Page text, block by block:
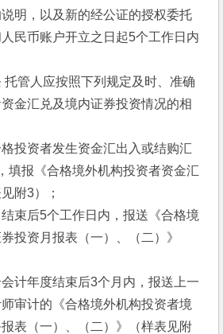
明，以及新的经公证的授权委托
民币账户开立之日起5个工作日内
应按照下列规定及时、准确
金汇兑及境内证券投资情况的相
者发生资金汇出入或结购汇
填报《合格境外机构投资者资金汇
附3）；
5个工作日内，报送《合格境
投资月报表（一）、（二）》
度结束后3个月内，报送上一
审计的《合格境外机构投资者境
表（一）、（二）》（样表见附